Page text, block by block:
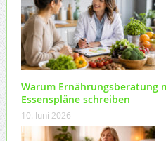
Warum Ernährungsberatung
Essenspläne schreiben
10. Juni 2026